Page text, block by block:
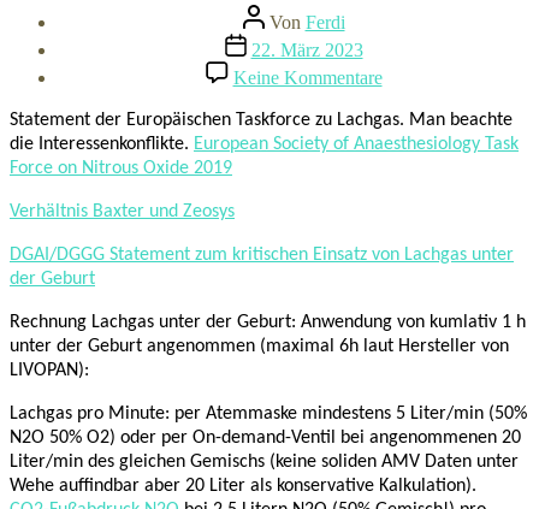
Beitragsautor
Von Ferdi
Beitragsdatum
22. März 2023
Keine Kommentarezu
Folge
9
–
Lachgas
Statement der Europäischen Taskforce zu Lachgas. Man beachte
die Interessenkonflikte. European Society of Anaesthesiology Task
Force on Nitrous Oxide 2019
Verhältnis Baxter und Zeosys
DGAI/DGGG Statement zum kritischen Einsatz von Lachgas unter
der Geburt
Rechnung Lachgas unter der Geburt: Anwendung von kumlativ 1 h
unter der Geburt angenommen (maximal 6h laut Hersteller von
LIVOPAN):
Lachgas pro Minute: per Atemmaske mindestens 5 Liter/min (50%
N2O 50% O2) oder per On-demand-Ventil bei angenommenen 20
Liter/min des gleichen Gemischs (keine soliden AMV Daten unter
Wehe auffindbar aber 20 Liter als konservative Kalkulation).